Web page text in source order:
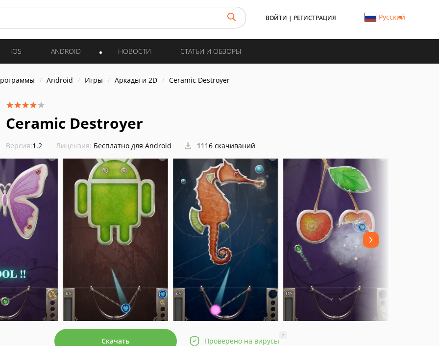
ВОЙТИ | РЕГИСТРАЦИЯ Русский
IOS ANDROID НОВОСТИ СТАТЬИ И ОБЗОРЫ
Android Игры Аркады и 2D Ceramic Destroyer
Ceramic Destroyer
Версия:1.2 Лицензия: Бесплатно для Android 1116 скачиваний
Скачать Проверено на вирусы
?